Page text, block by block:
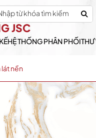
JSC
HỆ THỐNG PHÂN PHỐITHƯ
nền